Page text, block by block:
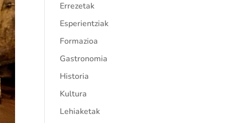
Errezetak
Esperientziak
Formazioa
Gastronomia
Historia
Kultura
Lehiaketak